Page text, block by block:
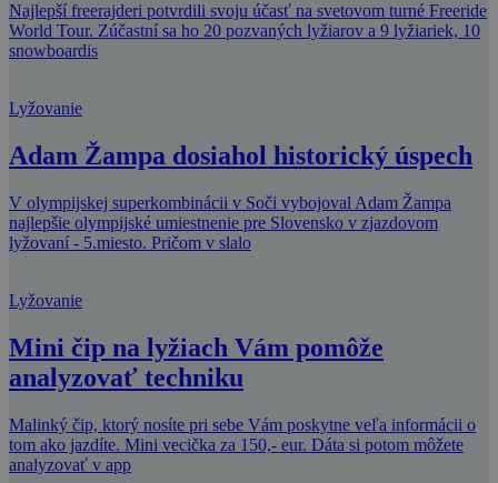
Najlepší freerajderi potvrdili svoju účasť na svetovom turné Freeride
World Tour. Zúčastní sa ho 20 pozvaných lyžiarov a 9 lyžiariek, 10
snowboardis
Lyžovanie
Adam Žampa dosiahol historický úspech
V olympijskej superkombinácii v Soči vybojoval Adam Žampa
najlepšie olympijské umiestnenie pre Slovensko v zjazdovom
lyžovaní - 5.miesto. Pričom v slalo
Lyžovanie
Mini čip na lyžiach Vám pomôže
analyzovať techniku
Malinký čip, ktorý nosíte pri sebe Vám poskytne veľa informácii o
tom ako jazdíte. Mini vecička za 150,- eur. Dáta si potom môžete
analyzovať v app